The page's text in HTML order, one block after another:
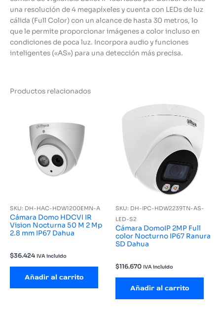
cantidad
una resolución de 4 megapíxeles y cuenta con LEDs de luz
cálida (Full Color) con un alcance de hasta 30 metros, lo
que le permite proporcionar imágenes a color incluso en
condiciones de poca luz. Incorpora audio y funciones
inteligentes («AS») para una detección más precisa.
Productos relacionados
SKU: DH-HAC-HDW1200EMN-A
Cámara Domo HDCVI IR
Vision Nocturna 50 M 2 Mp
2.8 mm IP67 Dahua
$36.424 IVA incluido
Añadir al carrito
SKU: DH-IPC-HDW2239TN-AS-
LED-S2
Cámara DomoIP 2MP Full
color Nocturno IP67 Ranura
SD Dahua
$116.670 IVA incluido
Añadir al carrito